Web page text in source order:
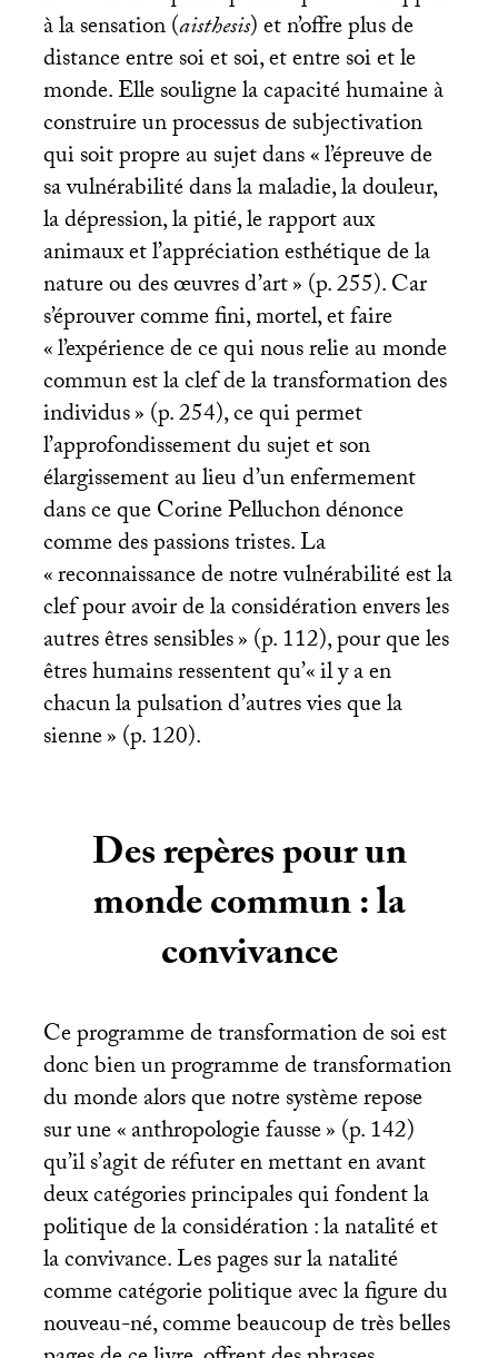
à la sensation (aisthesis) et n’offre plus de
distance entre soi et soi, et entre soi et le
monde. Elle souligne la capacité humaine à
construire un processus de subjectivation
qui soit propre au sujet dans «l’épreuve de
sa vulnérabilité dans la maladie, la douleur,
la dépression, la pitié, le rapport aux
animaux et l’appréciation esthétique de la
nature ou des œuvres d’art» (p. 255). Car
s’éprouver comme fini, mortel, et faire
«l’expérience de ce qui nous relie au monde
commun est la clef de la transformation des
individus» (p. 254), ce qui permet
l’approfondissement du sujet et son
élargissement au lieu d’un enfermement
dans ce que Corine Pelluchon dénonce
comme des passions tristes. La
«reconnaissance de notre vulnérabilité est la
clef pour avoir de la considération envers les
autres êtres sensibles» (p. 112), pour que les
êtres humains ressentent qu’«il y a en
chacun la pulsation d’autres vies que la
sienne» (p. 120).
Des repères pour un
monde commun : la
convivance
Ce programme de transformation de soi est
donc bien un programme de transformation
du monde alors que notre système repose
sur une «anthropologie fausse» (p. 142)
qu’il s’agit de réfuter en mettant en avant
deux catégories principales qui fondent la
politique de la considération : la natalité et
la convivance. Les pages sur la natalité
comme catégorie politique avec la figure du
nouveau-né, comme beaucoup de très belles